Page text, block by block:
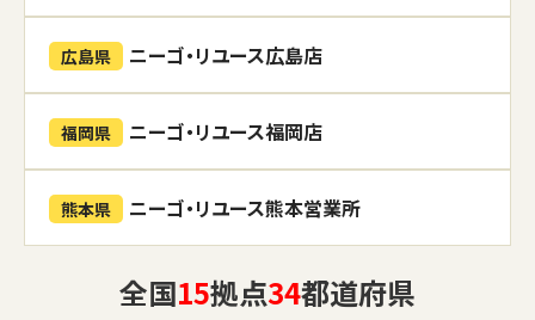
広島県 ニーゴ・リユース広島店
福岡県 ニーゴ・リユース福岡店
熊本県 ニーゴ・リユース熊本営業所
全国15拠点34都道府県